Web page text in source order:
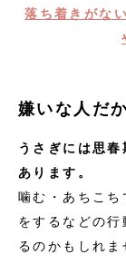
落ち着きがな
嫌いな人だ
うさぎには思
あります。
噛む・あちこ
をするなどの
るのかもしれま